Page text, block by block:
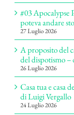
#03 Apocalypse
poteva andare
27 Luglio 2026
A proposito del
del dispotismo –
26 Luglio 2026
Casa tua e casa
di Luigi Vergallo
24 Luglio 2026